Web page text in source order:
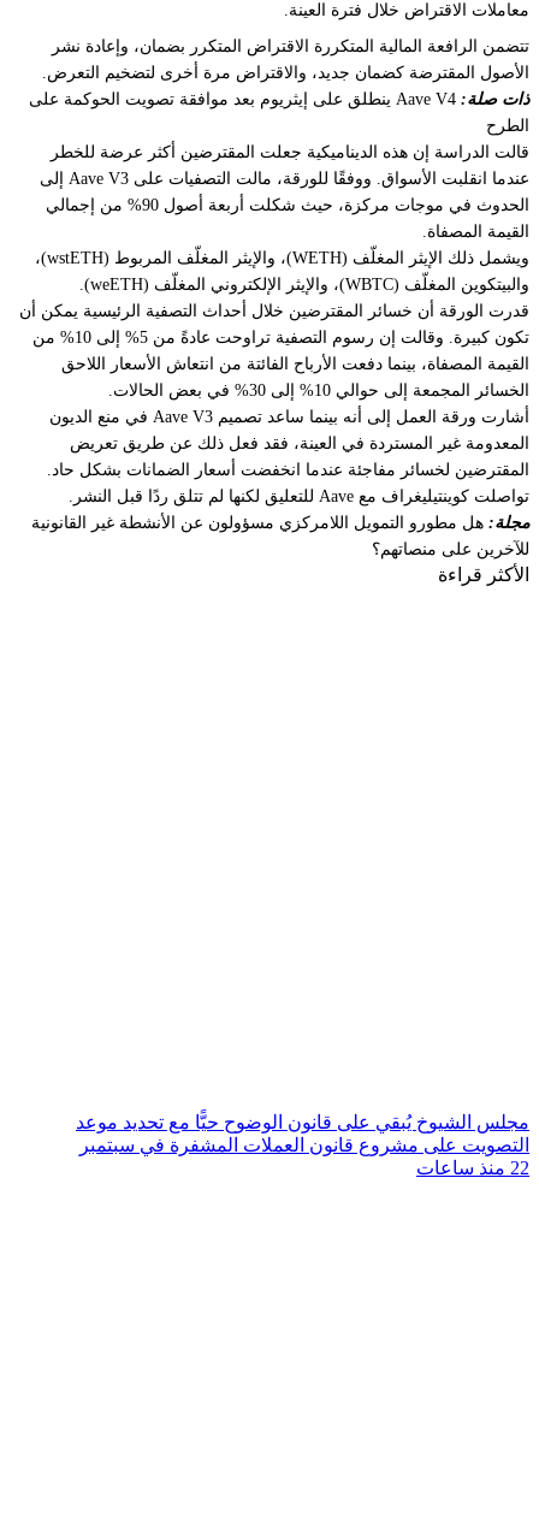
معاملات الاقتراض خلال فترة العينة.
تتضمن الرافعة المالية المتكررة الاقتراض المتكرر بضمان، وإعادة نشر
الأصول المقترضة كضمان جديد، والاقتراض مرة أخرى لتضخيم التعرض.
ذات صلة:
Aave V4 ينطلق على إيثريوم بعد موافقة تصويت الحوكمة على
الطرح
قالت الدراسة إن هذه الديناميكية جعلت المقترضين أكثر عرضة للخطر
عندما انقلبت الأسواق. ووفقًا للورقة، مالت التصفيات على Aave V3 إلى
الحدوث في موجات مركزة، حيث شكلت أربعة أصول 90% من إجمالي
القيمة المصفاة.
ويشمل ذلك الإيثر المغلّف (WETH)، والإيثر المغلّف المربوط (wstETH)،
والبيتكوين المغلّف (WBTC)، والإيثر الإلكتروني المغلّف (weETH).
قدرت الورقة أن خسائر المقترضين خلال أحداث التصفية الرئيسية يمكن أن
تكون كبيرة. وقالت إن رسوم التصفية تراوحت عادةً من 5% إلى 10% من
القيمة المصفاة، بينما دفعت الأرباح الفائتة من انتعاش الأسعار اللاحق
الخسائر المجمعة إلى حوالي 10% إلى 30% في بعض الحالات.
أشارت ورقة العمل إلى أنه بينما ساعد تصميم Aave V3 في منع الديون
المعدومة غير المستردة في العينة، فقد فعل ذلك عن طريق تعريض
المقترضين لخسائر مفاجئة عندما انخفضت أسعار الضمانات بشكل حاد.
تواصلت كوينتيليغراف مع Aave للتعليق لكنها لم تتلق ردًا قبل النشر.
مجلة: هل مطورو التمويل اللامركزي مسؤولون عن الأنشطة غير القانونية
للآخرين على منصاتهم؟
الأكثر قراءة
مجلس الشيوخ يُبقي على قانون الوضوح حيًّا مع تحديد موعد
التصويت على مشروع قانون العملات المشفرة في سبتمبر
22 منذ ساعات